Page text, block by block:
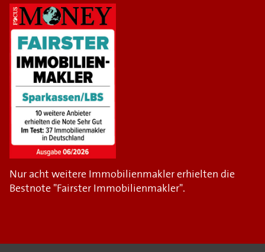
Nur acht weitere Immobilienmakler erhielten die
Bestnote "Fairster Immobilienmakler".